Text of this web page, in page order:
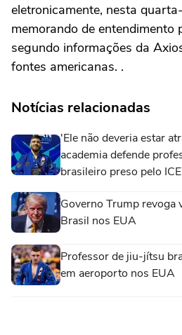
eletronicamente, nesta
memorando de entendimento
segundo informações da
fontes americanas. .
Notícias relacionadas
'Ele não deveria estar
academia defende
brasileiro preso pelo ICE
Governo Trump revoga
Brasil nos EUA
Professor de jiu-jítsu
em aeroporto nos EUA